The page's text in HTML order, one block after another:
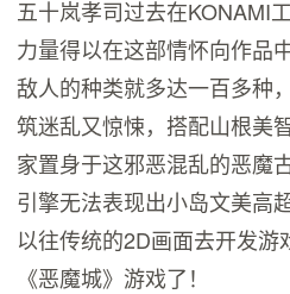
五十岚孝司过去在KONAMI
力量得以在这部情怀向作品
敌人的种类就多达一百多种
筑迷乱又惊悚，搭配山根美
家置身于这邪恶混乱的恶魔
引擎无法表现出小岛文美高
以往传统的2D画面去开发
《恶魔城》游戏了！